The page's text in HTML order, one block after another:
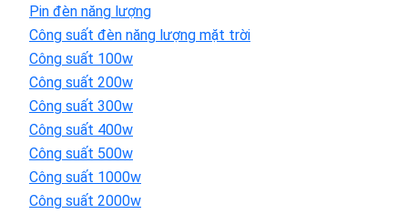
Pin đèn năng lượng
Công suất đèn năng lượng mặt trời
Công suất 100w
Công suất 200w
Công suất 300w
Công suất 400w
Công suất 500w
Công suất 1000w
Công suất 2000w